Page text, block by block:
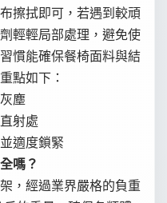
擦拭即可，若遇到較頑
輕輕局部處理，避免使
慣能確保餐椅面料與結
點如下：
塵
射處
適度鎖緊
嗎？
，經過業界嚴格的負重